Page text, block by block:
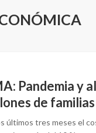
Pandemia y
de
últimos tres meses el